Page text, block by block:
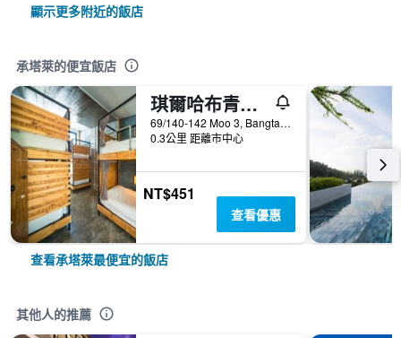
顯示更多附近的飯店
承塔萊的便宜飯店
琪爾哈布青年旅舍
69/140-142 Moo 3, Bangtao Soi 2, 承塔萊, 泰國
0.3公里 距離市中心
NT$451
查看優惠
查看承塔萊最便宜的飯店
其他人的推薦